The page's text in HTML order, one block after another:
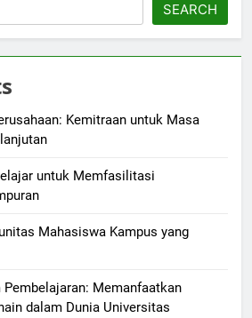
SEARCH
Kemitraan untuk Masa
untuk Memfasilitasi
Mahasiswa Kampus yang
Pembelajaran: Memanfaatkan
dalam Dunia Universitas